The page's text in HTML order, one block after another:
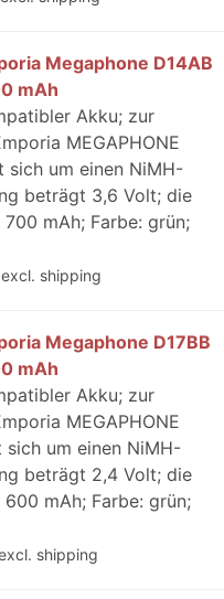
Megaphone D14AB
mAh
Akku; zur
MEGAPHONE
sich um einen NiMH-
beträgt 3,6 Volt; die
mAh; Farbe: grün;
excl. shipping
Megaphone D17BB
mAh
Akku; zur
MEGAPHONE
sich um einen NiMH-
beträgt 2,4 Volt; die
mAh; Farbe: grün;
shipping